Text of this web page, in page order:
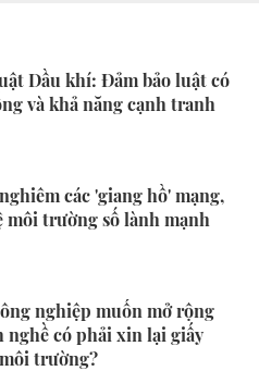
Dầu khí: Đảm bảo luật có
và khả năng cạnh tranh
các 'giang hồ' mạng,
môi trường số lành mạnh
nghiệp muốn mở rộng
nghề có phải xin lại giấy
trường?